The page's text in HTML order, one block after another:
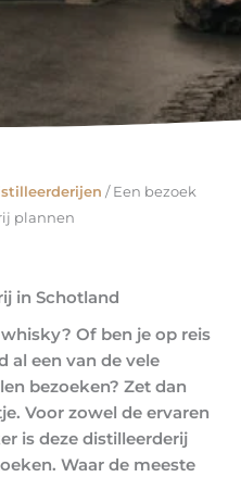
/Een bezoek
plannen
in Schotland
Of ben je op reis
al een van de vele
bezoeken? Zet dan
Voor zowel de ervaren
is deze distilleerderij
Waar de meeste